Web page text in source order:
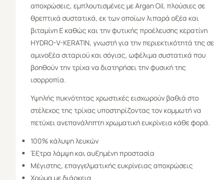
αποχρώσεις, εμπλουτισμένες με Argan Oil, πλούσιες σε
θρεπτικά συστατικά, εκ των οποίων λιπαρά οξέα και
βιταμίνη Ε καθώς και την φυτικής προέλευσης κερατίνη
HYDRO-V-KERATIN, γνωστή για την περιεκτικότητά της σε
αμινοξέα σιταριού και σόγιας, ωφέλιμα συστατικά που
βοηθούν την τρίχα να διατηρήσει την φυσική της
ισορροπία.
Υψηλής πυκνότητας χρωστικές εισχωρούν βαθιά στο
στέλεχος της τρίχας υποστηρίζοντας τον κομμωτή να
πετύχει ανεπανάληπτη χρωματική ευκρίνεια κάθε φορά.
100% κάλυψη λευκών
Έξτρα λάμψη και αυξημένη προστασία
Μέγιστης, επαγγελματικής ευκρίνειας αποχρώσεις
Χρώμα με διάρκεια